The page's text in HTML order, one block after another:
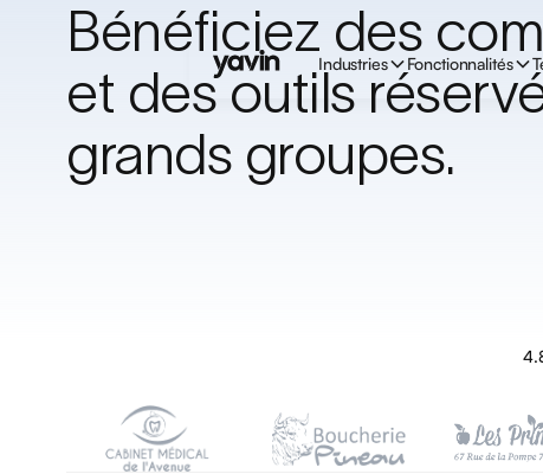
Industries Fonctionnalités
Bénéficiez des
et des outils
grands groupes.